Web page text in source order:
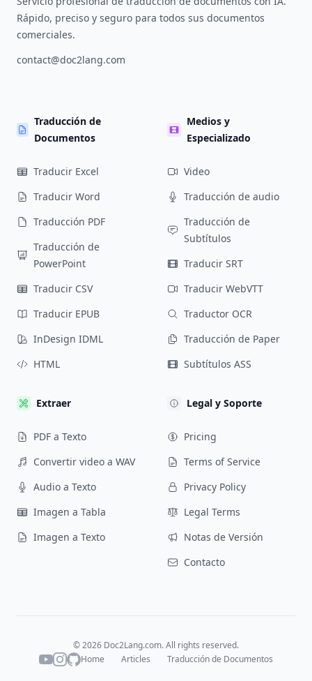
Rápido, preciso y seguro para todos sus documentos
comerciales.
contact@doc2lang.com
Traducción de
Documentos
Traducir Excel
Traducir Word
Traducción PDF
Traducción de
PowerPoint
Traducir CSV
Traducir EPUB
InDesign IDML
HTML
Medios y
Especializado
Video
Traducción de audio
Traducción de
Subtítulos
Traducir SRT
Traducir WebVTT
Traductor OCR
Traducción de Paper
Subtítulos ASS
Extraer
PDF a Texto
Convertir video a WAV
Audio a Texto
Imagen a Tabla
Imagen a Texto
Legal y Soporte
Pricing
Terms of Service
Privacy Policy
Legal Terms
Notas de Versión
Contacto
©2026 Doc2Lang.com. All rights reserved.
Home
Articles Traducción de Documentos